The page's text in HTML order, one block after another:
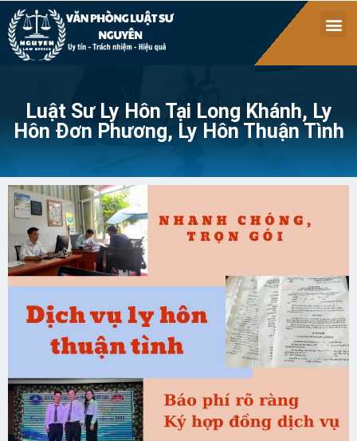
Luật Sư Ly Hôn Tại Long Khánh, Ly
Hôn Đơn Phương, Ly Hôn Thuận Tình